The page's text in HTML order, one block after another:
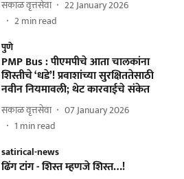
सकाळ वृत्तसेवा
22 January 2026
2min read
पुणे
PMP Bus : पीएमपीचे आता चालकांना
शिस्तीचे ‘धडे’! प्रवाशांच्या सुरक्षिततेसाठी
नवीन नियमावली; थेट कारवाईचे संकेत
सकाळ वृत्तसेवा
07 January 2026
1 min read
satirical-news
ढिंग टांग - शिस्त म्हणजे शिस्त…!